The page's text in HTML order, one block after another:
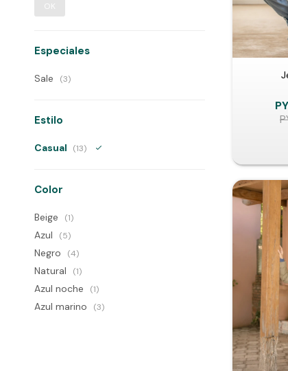
OK
Especiales
Sale (3)
Estilo
Casual (13)
Color
Beige (1)
Azul (5)
Negro (4)
Natural (1)
Azul noche (1)
Azul marino (3)